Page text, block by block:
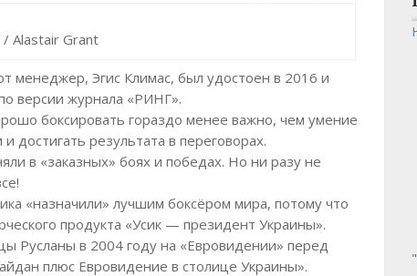
Alastair Grant
менеджер, Эгис Климас, был удостоен в 2016 и
версии журнала «РИНГ».
боксировать гораздо менее важно, чем умение
достигать результата в переговорах.
в «заказных» боях и победах. Но ни разу не
«назначили» лучшим боксёром мира, потому что
продукта «Усик — президент Украины».
Русланы в 2004 году на «Евровидении» перед
плюс Евровидение в столице Украины».
"